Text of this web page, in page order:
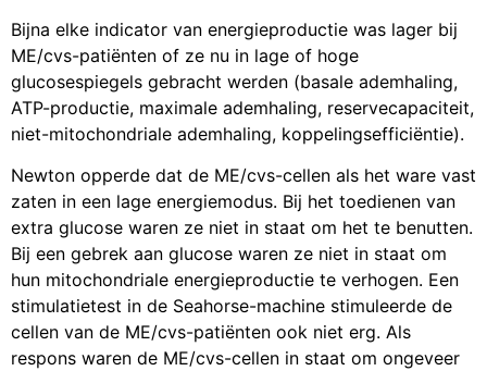
Bijna elke indicator van energieproductie was lager bij
ME/cvs-patiënten of ze nu in lage of hoge
glucosespiegels gebracht werden (basale ademhaling,
ATP-productie, maximale ademhaling, reservecapaciteit,
niet-mitochondriale ademhaling, koppelingsefficiëntie).
Newton opperde dat de ME/cvs-cellen als het ware vast
zaten in een lage energiemodus. Bij het toedienen van
extra glucose waren ze niet in staat om het te benutten.
Bij een gebrek aan glucose waren ze niet in staat om
hun mitochondriale energieproductie te verhogen. Een
stimulatietest in de Seahorse-machine stimuleerde de
cellen van de ME/cvs-patiënten ook niet erg. Als
respons waren de ME/cvs-cellen in staat om ongeveer